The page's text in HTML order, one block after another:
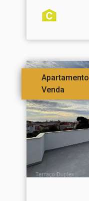
Apartamento
Venda